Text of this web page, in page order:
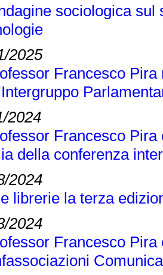
sociologica
2025
Francesco
2024
Francesco
della conferenza
2024
librerie la terza
2024
Francesco